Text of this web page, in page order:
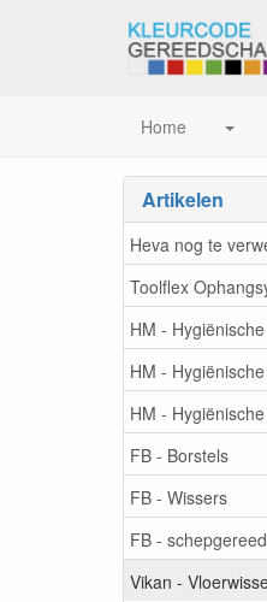
Home
Artikelen
Heva nog te
Toolflex
HM -
HM -
HM -
FB - Borstels
FB - Wissers
FB -
Vikan -